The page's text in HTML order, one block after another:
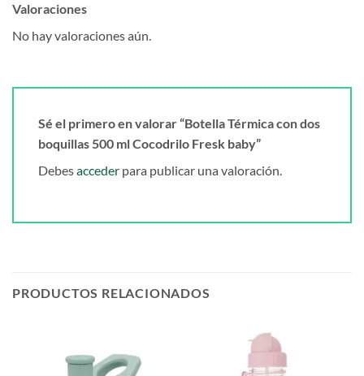
Valoraciones
No hay valoraciones aún.
Sé el primero en valorar “Botella Térmica con dos
boquillas 500 ml Cocodrilo Fresk baby”
Debesacceder para publicar una valoración.
PRODUCTOS RELACIONADOS